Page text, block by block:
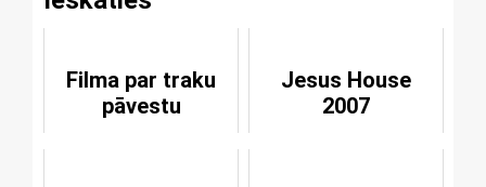
Filma par traku
pāvestu
Jesus House
2007